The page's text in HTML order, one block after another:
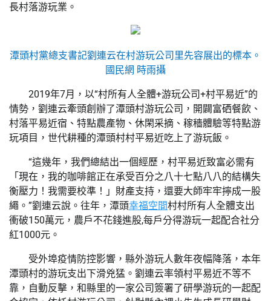
長村落游玩業。
潭頭村黨總支書記劉連云在村游玩公司里先容展出的標本。
國民網 時雨攝
2019年7月，以“村所有人全體+游玩公司+村平易近”的
情勢，劉連云牽頭創辦了潭頭村游玩公司，開闢富硒餐飲、
村落平易近宿、特點農產物、休閑采摘、稼穡體驗等特點游
玩項目，世代耕種的潭頭村村平易近吃上了游玩飯。
“這幾年，我們總結出一個經歷，村平易近致富必需有
「現在，我的咖啡館正在承受百分之八十七點八八的結構失
衡壓力！我需要校準！」財產支持，還要大師牢牢擰成一股
繩。”劉連云說。往年，潭頭幸福空間村村所有人全體支出
衝破150萬元，農戶不花錢進股,每戶分得游玩一起配合社分
紅1000元。
受外埠疫情防控影響，縣外游玩人數年夜幅降落，本年
潭頭村的游玩支出下滑兇猛。劉連云率領村平易近不等不
靠，自動反擊，和縣里的一家公司簽署了研學游玩的一起配